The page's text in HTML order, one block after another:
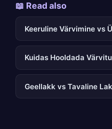
📖 Read also
Keeruline Värvimine vs
Kuidas Hooldada
Geellakk vs Tavaline